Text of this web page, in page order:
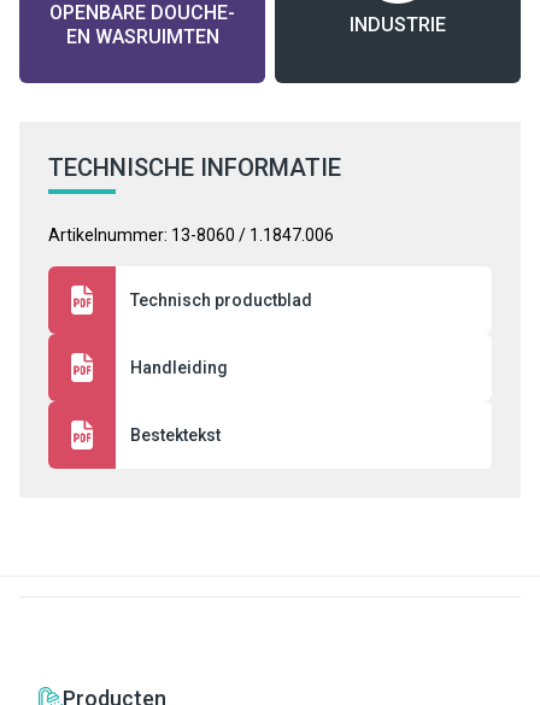
OPENBARE DOUCHE-
EN WASRUIMTEN
INDUSTRIE
TECHNISCHE INFORMATIE
Artikelnummer: 13-8060 / 1.1847.006
Technisch productblad
Handleiding
Bestektekst
Producten